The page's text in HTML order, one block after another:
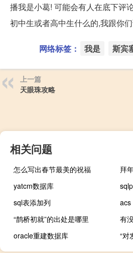
播我是小葛! 可能会有人在底下评
初中生或者高中生什么的,我跟你
网络标签： 我是 斯宾
上一篇
天眼珠攻略
相关问题
怎么写出春节最美的祝福
拜
yatcm数据库
sql表添加列
acs
“鹊桥初就”的出处是哪里
有
oracle重建数据库
“对